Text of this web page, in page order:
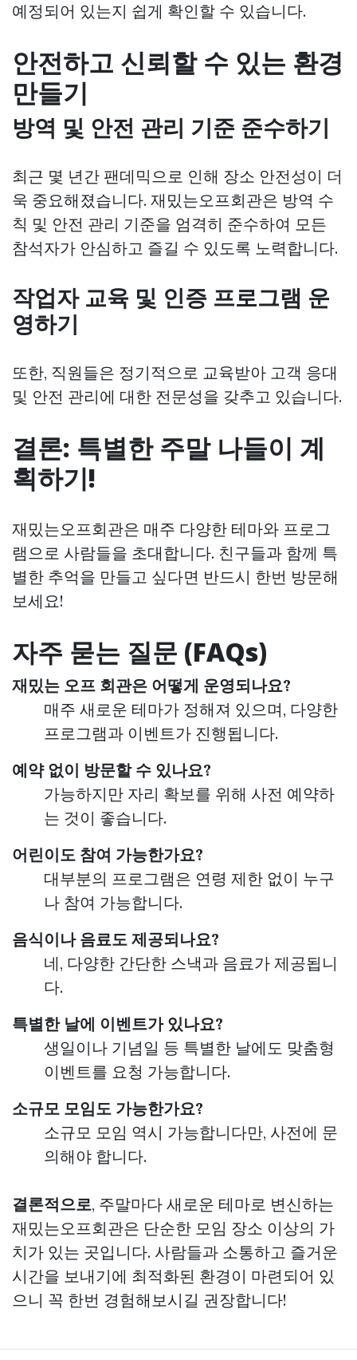
예정되어 있는지 쉽게 확인할 수 있습니다.
안전하고 신뢰할 수 있는 환경
만들기
방역 및 안전 관리 기준 준수하기
최근 몇 년간 팬데믹으로 인해 장소 안전성이 더
욱 중요해졌습니다. 재밌는오프회관은 방역 수
칙 및 안전 관리 기준을 엄격히 준수하여 모든
참석자가 안심하고 즐길 수 있도록 노력합니다.
작업자 교육 및 인증 프로그램 운
영하기
또한, 직원들은 정기적으로 교육받아 고객 응대
및 안전 관리에 대한 전문성을 갖추고 있습니다.
결론: 특별한 주말 나들이 계
획하기!
재밌는오프회관은 매주 다양한 테마와 프로그
램으로 사람들을 초대합니다. 친구들과 함께 특
별한 추억을 만들고 싶다면 반드시 한번 방문해
보세요!
자주 묻는 질문 (FAQs)
재밌는 오프 회관은 어떻게 운영되나요?
매주 새로운 테마가 정해져 있으며, 다양한
프로그램과 이벤트가 진행됩니다.
예약 없이 방문할 수 있나요?
가능하지만 자리 확보를 위해 사전 예약하
는 것이 좋습니다.
어린이도 참여 가능한가요?
대부분의 프로그램은 연령 제한 없이 누구
나 참여 가능합니다.
음식이나 음료도 제공되나요?
네, 다양한 간단한 스낵과 음료가 제공됩니
다.
특별한 날에 이벤트가 있나요?
생일이나 기념일 등 특별한 날에도 맞춤형
이벤트를 요청 가능합니다.
소규모 모임도 가능한가요?
소규모 모임 역시 가능합니다만, 사전에 문
의해야 합니다.
결론적으로, 주말마다 새로운 테마로 변신하는
재밌는오프회관은 단순한 모임 장소 이상의 가
치가 있는 곳입니다. 사람들과 소통하고 즐거운
시간을 보내기에 최적화된 환경이 마련되어 있
으니 꼭 한번 경험해보시길 권장합니다!